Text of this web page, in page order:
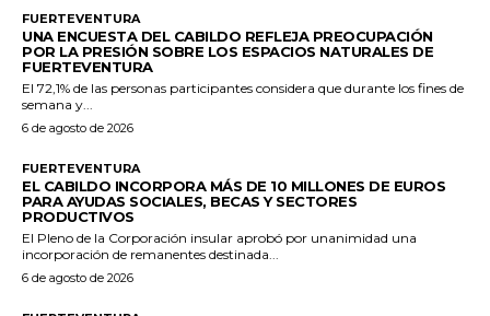
FUERTEVENTURA
UNA ENCUESTA DEL CABILDO REFLEJA PREOCUPACIÓN
POR LA PRESIÓN SOBRE LOS ESPACIOS NATURALES DE
FUERTEVENTURA
El 72,1% de las personas participantes considera que durante los fines de
semana y...
6 de agosto de 2026
FUERTEVENTURA
EL CABILDO INCORPORA MÁS DE 10 MILLONES DE EUROS
PARA AYUDAS SOCIALES, BECAS Y SECTORES
PRODUCTIVOS
El Pleno de la Corporación insular aprobó por unanimidad una
incorporación de remanentes destinada...
6 de agosto de 2026